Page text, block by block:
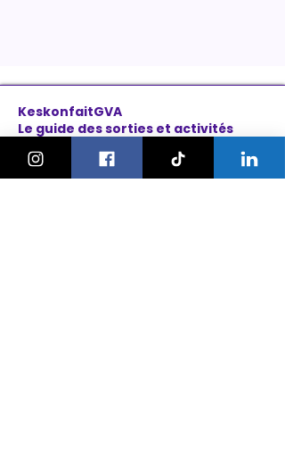
KeskonfaitGVA
Le guide des sorties et activités
On bouge les familles ou bien ?!